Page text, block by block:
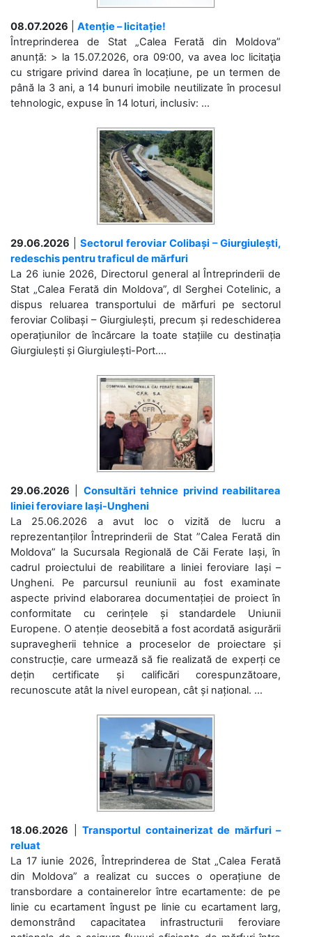
08.07.2026
Atenție – licitație!
Întreprinderea de Stat „Calea Ferată din Moldova”
anunță: > la 15.07.2026, ora 09:00, va avea loc licitaţia
cu strigare privind darea în locațiune, pe un termen de
până la 3 ani, a 14 bunuri imobile neutilizate în procesul
tehnologic, expuse în 14 loturi, inclusiv: ...
29.06.2026
Sectorul feroviar Colibași – Giurgiulești,
redeschis pentru traficul de mărfuri
La 26 iunie 2026, Directorul general al Întreprinderii de
Stat „Calea Ferată din Moldova”, dl Serghei Cotelinic, a
dispus reluarea transportului de mărfuri pe sectorul
feroviar Colibași – Giurgiulești, precum și redeschiderea
operațiunilor de încărcare la toate stațiile cu destinația
Giurgiulești și Giurgiulești-Port....
29.06.2026
Consultări tehnice privind reabilitarea
liniei feroviare Iași-Ungheni
La 25.06.2026 a avut loc o vizită de lucru a
reprezentanților Întreprinderii de Stat ”Calea Ferată din
Moldova” la Sucursala Regională de Căi Ferate Iași, în
cadrul proiectului de reabilitare a liniei feroviare Iași –
Ungheni. Pe parcursul reuniunii au fost examinate
aspecte privind elaborarea documentației de proiect în
conformitate cu cerințele și standardele Uniunii
Europene. O atenție deosebită a fost acordată asigurării
supravegherii tehnice a proceselor de proiectare și
construcție, care urmează să fie realizată de experți ce
dețin certificate și calificări corespunzătoare,
recunoscute atât la nivel european, cât și național. ...
18.06.2026
Transportul containerizat de mărfuri –
reluat
La 17 iunie 2026, Întreprinderea de Stat „Calea Ferată
din Moldova” a realizat cu succes o operațiune de
transbordare a containerelor între ecartamente: de pe
linie cu ecartament îngust pe linie cu ecartament larg,
demonstrând capacitatea infrastructurii feroviare